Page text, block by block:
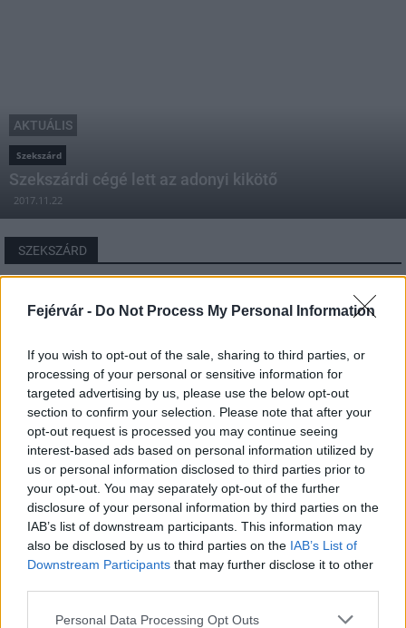
Fejérvár - Do Not Process My Personal Information
If you wish to opt-out of the sale, sharing to third parties, or
processing of your personal or sensitive information for
targeted advertising by us, please use the below opt-out
section to confirm your selection. Please note that after your
opt-out request is processed you may continue seeing
interest-based ads based on personal information utilized by
us or personal information disclosed to third parties prior to
your opt-out. You may separately opt-out of the further
disclosure of your personal information by third parties on the
IAB’s list of downstream participants. This information may
also be disclosed by us to third parties on the IAB’s List of
Downstream Participants that may further disclose it to other
Please note that this website/app uses one or more Google
Personal Data Processing Opt Outs
AKTUÁLIS
Szekszárd
Szekszárdi cégé lett az adonyi kikötő
2017.11.22
SZEKSZÁRD
Név
E-mail cím
Feliratkozom a hírlevélre és elfogadom azadatvédelmi
szabályzatot!
FELIRATKOZÁS